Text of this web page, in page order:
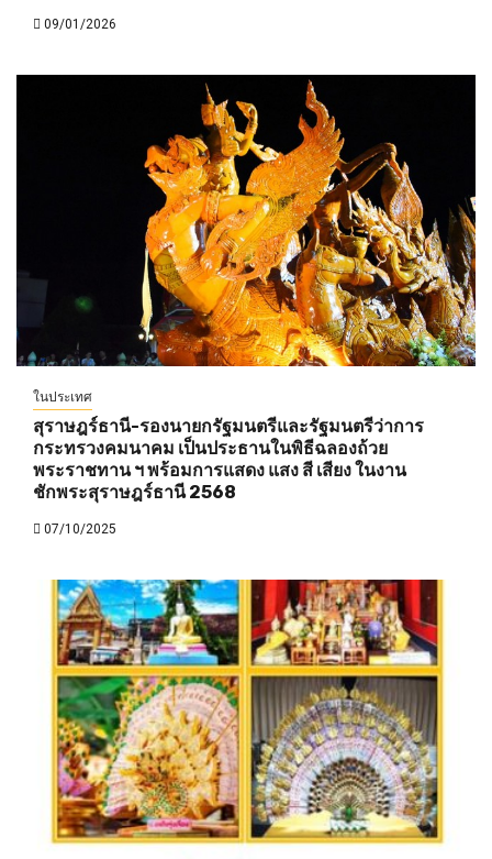
09/01/2026
ในประเทศ
สุราษฎร์ธานี-รองนายกรัฐมนตรีและรัฐมนตรีว่าการ
กระทรวงคมนาคม เป็นประธานในพิธีฉลองถ้วย
พระราชทาน ฯ พร้อมการแสดง แสง สี เสียง ในงาน
ชักพระสุราษฎร์ธานี 2568
07/10/2025